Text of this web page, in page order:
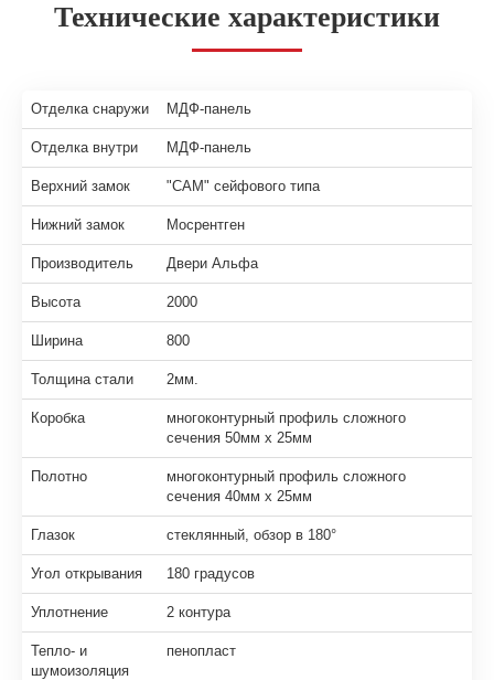
Технические характеристики
Отделка снаружи МДФ-панель
Отделка внутри МДФ-панель
Верхний замок "САМ" сейфового типа
Нижний замок Мосрентген
Производитель Двери Альфа
Высота 2000
Ширина 800
Толщина стали 2мм.
Коробка
многоконтурный профиль сложного
сечения 50мм х 25мм
Полотно
многоконтурный профиль сложного
сечения 40мм х 25мм
Глазок стеклянный, обзор в 180°
Угол открывания 180 градусов
Уплотнение 2 контура
Тепло- и
шумоизоляция
пенопласт